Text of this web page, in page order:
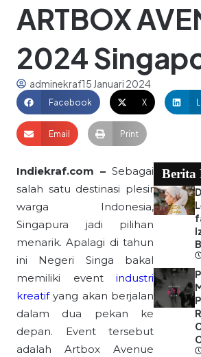
ARTBOX
2024
adminekraf15 Januari 2024
Facebook X
Email Print
Indiekraf.com – Sebagai
salah satu destinasi plesir
warga Indonesia,
Singapura jadi pilihan
menarik. Apalagi di tahun
ini Negeri Singa bakal
memiliki event industri
kreatifyang akan berjalan
dalam dua pekan ke
depan. Event tersebut
adalah Artbox Avenue
Berita